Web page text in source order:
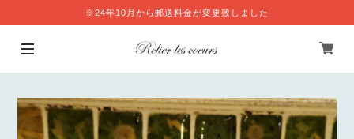
※24年10月から郵送料金が変更致しました